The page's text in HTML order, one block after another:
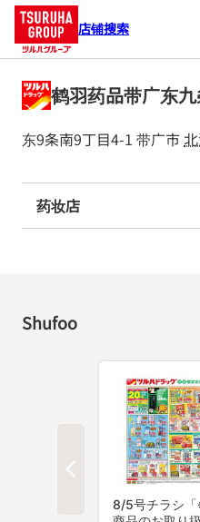
店铺搜索
鹤羽药品带广东
东9条南9丁目4-1 带广市
药妆店
Shufoo